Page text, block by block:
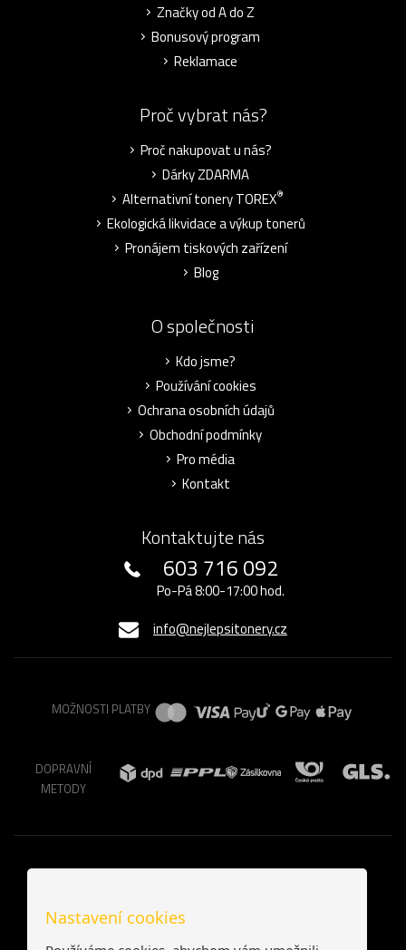
Značky od A do Z
Bonusový program
Reklamace
Proč vybrat nás?
Proč nakupovat u nás?
Dárky ZDARMA
Alternativní tonery TOREX®
Ekologická likvidace a výkup tonerů
Pronájem tiskových zařízení
Blog
O společnosti
Kdo jsme?
Používání cookies
Ochrana osobních údajů
Obchodní podmínky
Pro média
Kontakt
Kontaktujte nás
603 716 092
Po-Pá 8:00-17:00 hod.
info@nejlepsitonery.cz
MOŽNOSTI PLATBY
DOPRAVNÍ
METODY
Nastavení cookies